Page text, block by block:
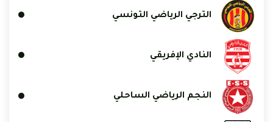
الترجي الرياضي التونسي
النادي الإفريقي
النجم الرياضي الساحلي